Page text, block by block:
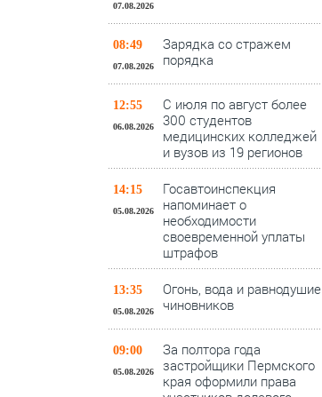
07.08.2026
08:49
07.08.2026
Зарядка со стражем
порядка
12:55
06.08.2026
С июля по август более
300 студентов
медицинских колледжей
и вузов из 19 регионов
14:15
05.08.2026
Госавтоинспекция
напоминает о
необходимости
своевременной уплаты
штрафов
13:35
05.08.2026
Огонь, вода и равнодушие
чиновников
09:00
05.08.2026
За полтора года
застройщики Пермского
края оформили права